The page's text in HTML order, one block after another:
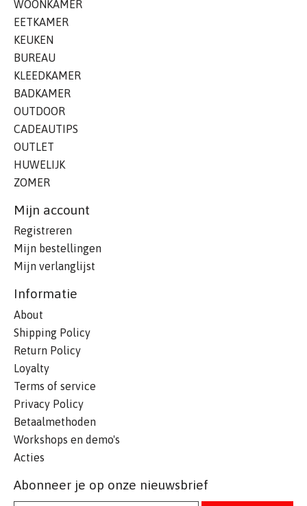
WOONKAMER
EETKAMER
KEUKEN
BUREAU
KLEEDKAMER
BADKAMER
OUTDOOR
CADEAUTIPS
OUTLET
HUWELIJK
ZOMER
Mijn account
Registreren
Mijn bestellingen
Mijn verlanglijst
Informatie
About
Shipping Policy
Return Policy
Loyalty
Terms of service
Privacy Policy
Betaalmethoden
Workshops en demo's
Acties
Abonneer je op onze nieuwsbrief